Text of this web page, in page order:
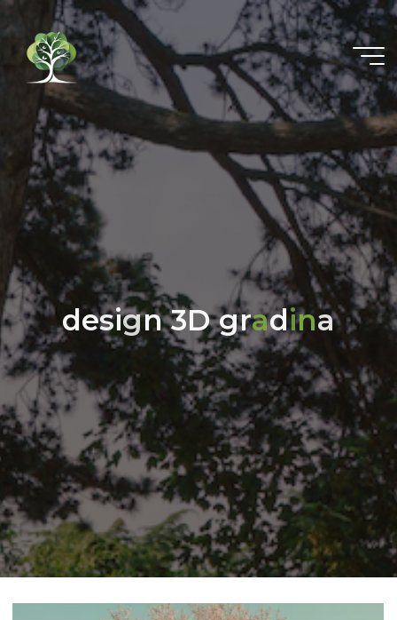
design 3D gradina